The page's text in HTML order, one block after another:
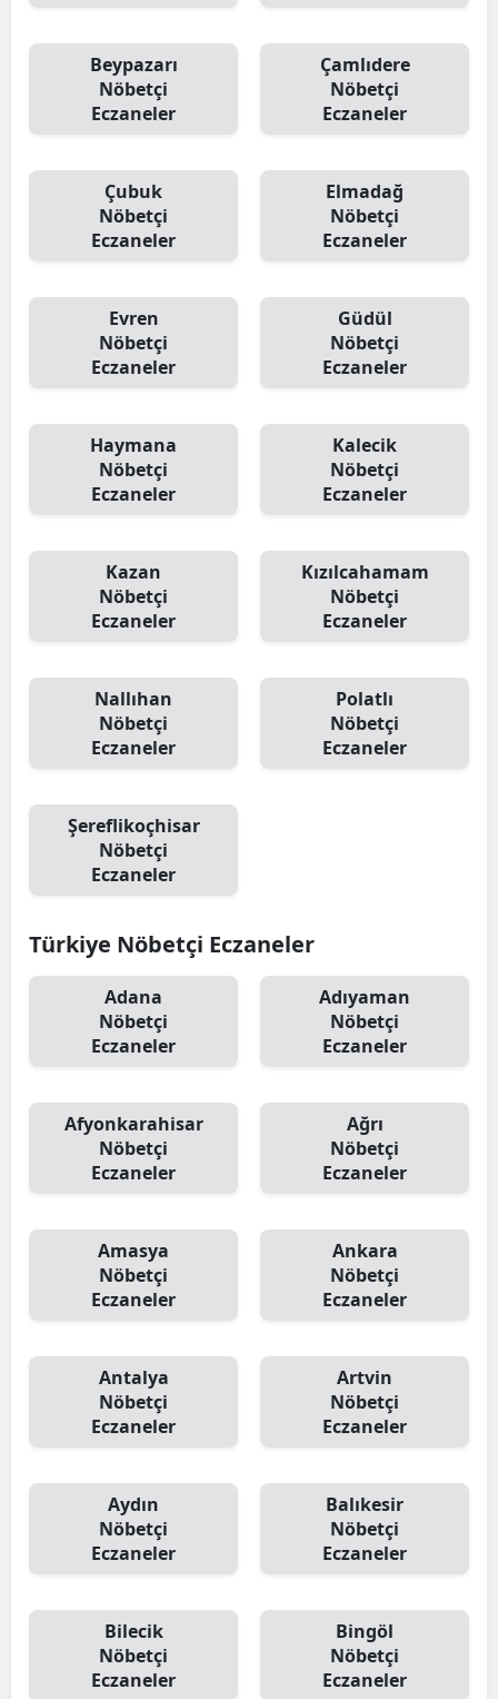
Beypazarı
Nöbetçi
Eczaneler
Çamlıdere
Nöbetçi
Eczaneler
Çubuk
Nöbetçi
Eczaneler
Elmadağ
Nöbetçi
Eczaneler
Evren
Nöbetçi
Eczaneler
Güdül
Nöbetçi
Eczaneler
Haymana
Nöbetçi
Eczaneler
Kalecik
Nöbetçi
Eczaneler
Kazan
Nöbetçi
Eczaneler
Kızılcahamam
Nöbetçi
Eczaneler
Nallıhan
Nöbetçi
Eczaneler
Polatlı
Nöbetçi
Eczaneler
Şereflikoçhisar
Nöbetçi
Eczaneler
Türkiye Nöbetçi Eczaneler
Adana
Nöbetçi
Eczaneler
Adıyaman
Nöbetçi
Eczaneler
Afyonkarahisar
Nöbetçi
Eczaneler
Ağrı
Nöbetçi
Eczaneler
Amasya
Nöbetçi
Eczaneler
Ankara
Nöbetçi
Eczaneler
Antalya
Nöbetçi
Eczaneler
Artvin
Nöbetçi
Eczaneler
Aydın
Nöbetçi
Eczaneler
Balıkesir
Nöbetçi
Eczaneler
Bilecik
Nöbetçi
Eczaneler
Bingöl
Nöbetçi
Eczaneler